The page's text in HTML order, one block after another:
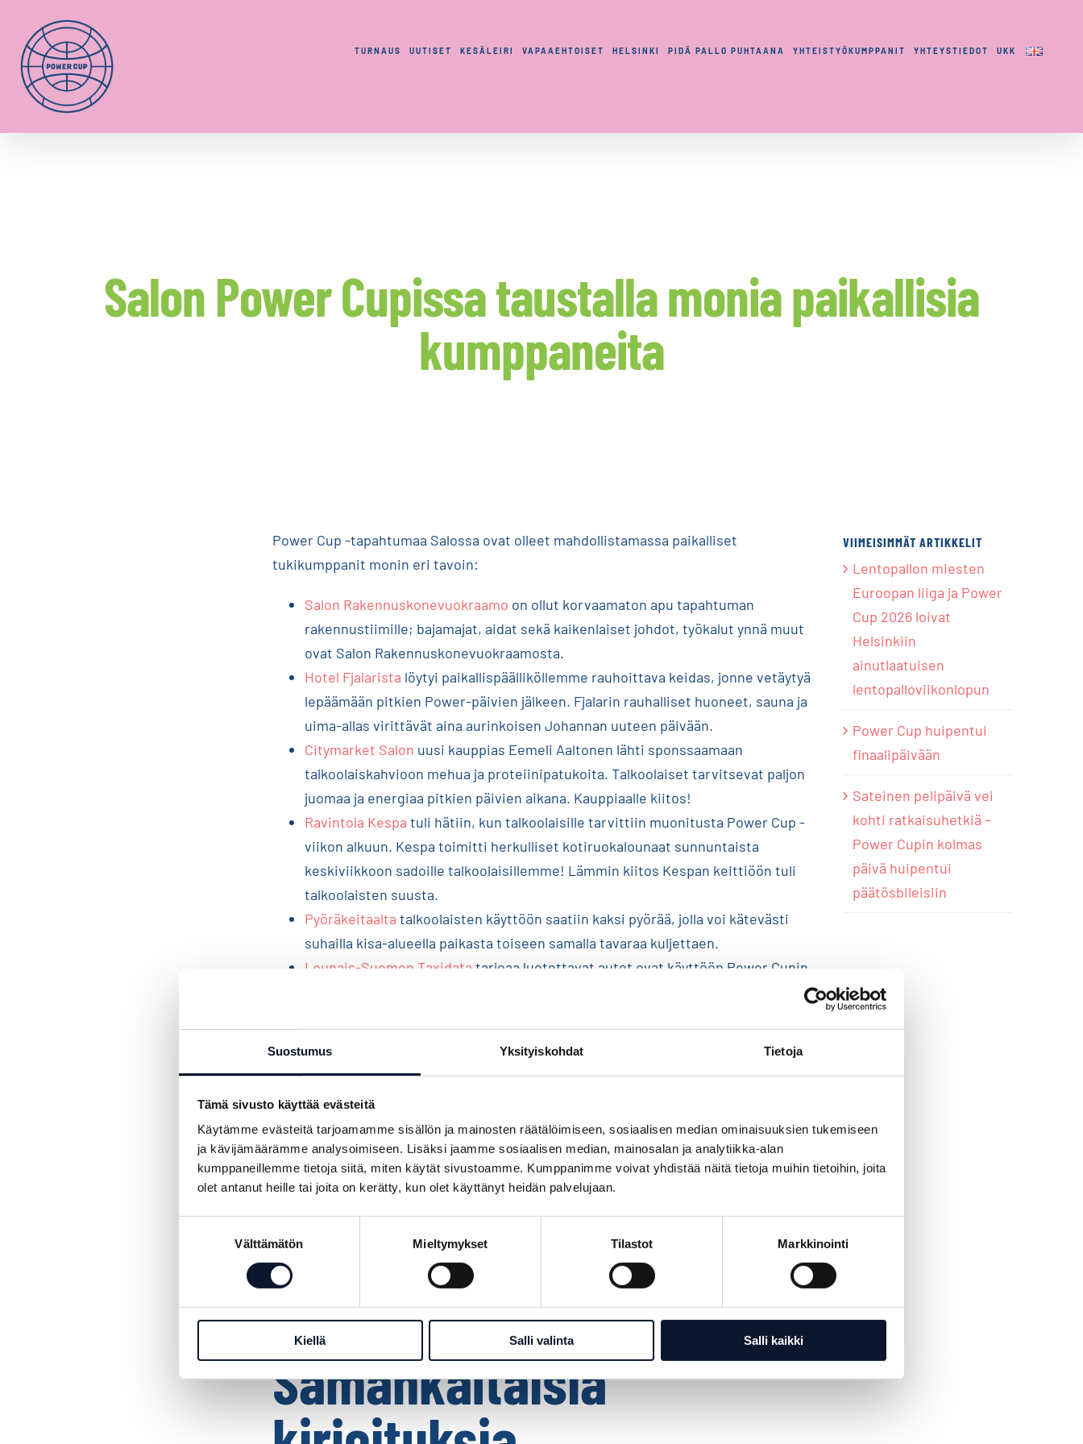
Suostumus Yksityiskohdat Tietoja
Tämä sivusto käyttää evästeitä
Käytämme evästeitä tarjoamamme sisällön ja mainosten räätälöimiseen, sosiaalisen median ominaisuuksien tukemiseen
ja kävijämäärämme analysoimiseen. Lisäksi jaamme sosiaalisen median, mainosalan ja analytiikka-alan
kumppaneillemme tietoja siitä, miten käytät sivustoamme. Kumppanimme voivat yhdistää näitä tietoja muihin tietoihin, joita
olet antanut heille tai joita on kerätty, kun olet käyttänyt heidän palvelujaan.
Välttämätön Mieltymykset Tilastot Markkinointi
Kiellä Salli valinta Salli kaikki
content
TURNAUS UUTISET KESÄLEIRI VAPAAEHTOISET HELSINKI PIDÄ PALLO PUHTAANA YHTEISTYÖKUMPPANIT YHTEYSTIEDOT UKK
Salon Power Cupissa taustalla monia paikallisia
kumppaneita
Power Cup -tapahtumaa Salossa ovat olleet mahdollistamassa paikalliset
tukikumppanit monin eri tavoin:
Salon Rakennuskonevuokraamo on ollut korvaamaton apu tapahtuman
rakennustiimille; bajamajat, aidat sekä kaikenlaiset johdot, työkalut ynnä muut
ovat Salon Rakennuskonevuokraamosta.
Hotel Fjalarista löytyi paikallispäälliköllemme rauhoittava keidas, jonne vetäytyä
lepäämään pitkien Power-päivien jälkeen. Fjalarin rauhalliset huoneet, sauna ja
uima-allas virittävät aina aurinkoisen Johannan uuteen päivään.
Citymarket Salon uusi kauppias Eemeli Aaltonen lähti sponssaamaan
talkoolaiskahvioon mehua ja proteiinipatukoita. Talkoolaiset tarvitsevat paljon
juomaa ja energiaa pitkien päivien aikana. Kauppiaalle kiitos!
Ravintola Kespa tuli hätiin, kun talkoolaisille tarvittiin muonitusta Power Cup -
viikon alkuun. Kespa toimitti herkulliset kotiruokalounaat sunnuntaista
keskiviikkoon sadoille talkoolaisillemme! Lämmin kiitos Kespan keittiöön tuli
talkoolaisten suusta.
Pyöräkeitaalta talkoolaisten käyttöön saatiin kaksi pyörää, jolla voi kätevästi
suhailla kisa-alueella paikasta toiseen samalla tavaraa kuljettaen.
Lounais-Suomen Taxidata tarjoaa luotettavat autot ovat käyttöön Power Cupin
Samankaltaisia
VIIMEISIMMÄT ARTIKKELIT
Lentopallon miesten
Euroopan liiga ja Power
Cup 2026 loivat
Helsinkiin
ainutlaatuisen
lentopalloviikonlopun
Power Cup huipentui
finaalipäivään
Sateinen pelipäivä vei
kohti ratkaisuhetkiä –
Power Cupin kolmas
päivä huipentui
päätösbileisiin